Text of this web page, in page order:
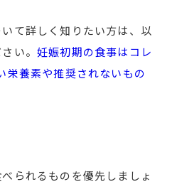
て詳しく知りたい方は、以
い。 妊娠初期の食事はコレ
栄養素や推奨されないもの
られるものを優先しましょ